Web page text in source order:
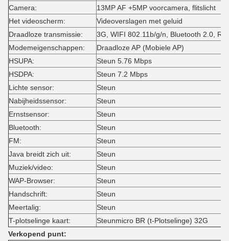
Camera:
13MP AF +5MP voorcamera, flitslicht
Het videoscherm:
Videoverslagen met geluid
Draadloze transmissie:
3G, WIFI 802.11b/g/n, Bluetooth 2.0,
Modemeigenschappen:
Draadloze AP (Mobiele AP)
HSUPA:
Steun 5.76 Mbps
HSDPA:
Steun 7.2 Mbps
Lichte sensor:
Steun
Nabijheidssensor:
Steun
Ernstsensor:
Steun
Bluetooth:
Steun
FM:
Steun
Java breidt zich uit:
Steun
Muziek/video:
Steun
WAP-Browser:
Steun
Handschrift:
Steun
Meertalig:
Steun
T-plotselinge kaart:
Steunmicro BR (t-Plotselinge) 32G
Verkopend punt: